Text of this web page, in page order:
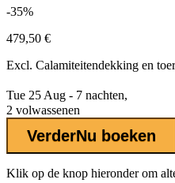
-35%
479,50 €
Excl. Calamiteitendekking en
Tue 25 Aug - 7 nachten,
2 volwassenen
VerderNu boeken
Klik op de knop hieronder om